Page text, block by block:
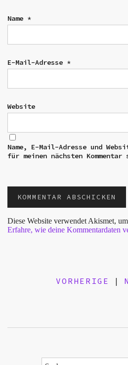
Name *
E-Mail-Adresse *
Website
Name, E-Mail-Adresse und
für meinen nächsten Kommentar
Diese Website verwendet Akismet,
Erfahre, wie deine Kommentardaten
VORHERIGE |